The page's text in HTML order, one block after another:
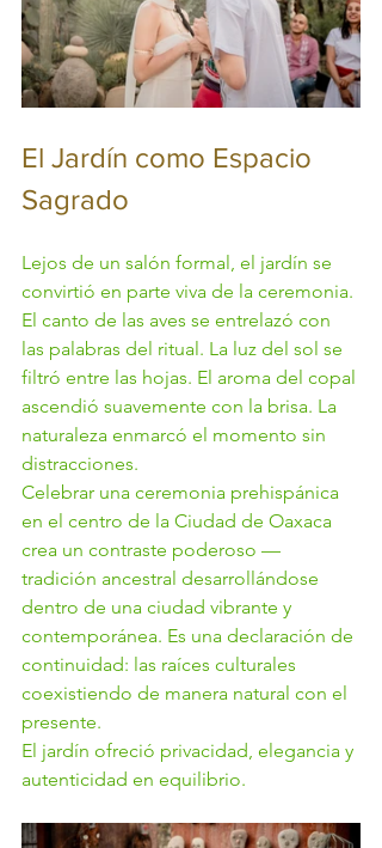
El Jardín como Espacio
Sagrado
Lejos de un salón formal, el jardín se
convirtió en parte viva de la ceremonia.
El canto de las aves se entrelazó con
las palabras del ritual. La luz del sol se
filtró entre las hojas. El aroma del copal
ascendió suavemente con la brisa. La
naturaleza enmarcó el momento sin
distracciones.
Celebrar una ceremonia prehispánica
en el centro de la Ciudad de Oaxaca
crea un contraste poderoso —
tradición ancestral desarrollándose
dentro de una ciudad vibrante y
contemporánea. Es una declaración de
continuidad: las raíces culturales
coexistiendo de manera natural con el
presente.
El jardín ofreció privacidad, elegancia y
autenticidad en equilibrio.